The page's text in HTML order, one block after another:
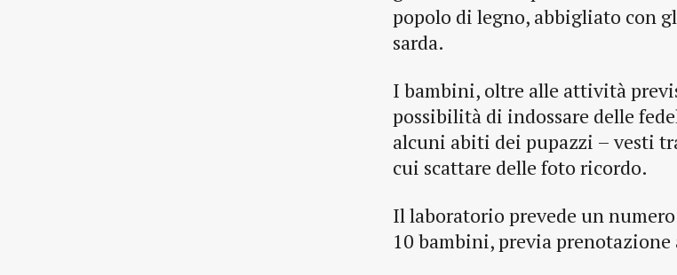
popolo di legno, abbigliato con
sarda.
I bambini, oltre alle attività
possibilità di indossare delle
alcuni abiti dei pupazzi – vesti
cui scattare delle foto ricordo.
Il laboratorio prevede un
10 bambini, previa